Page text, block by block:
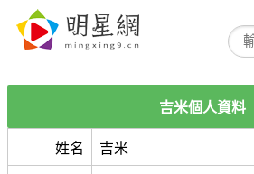
吉米個人資料
姓名 吉米